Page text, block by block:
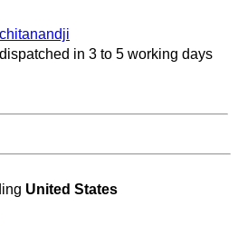
in 3 to 5 working days
United States